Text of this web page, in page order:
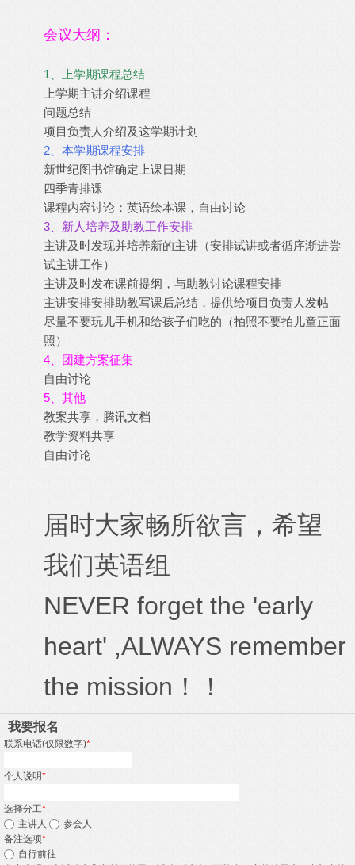
会议大纲：
1、上学期课程总结
上学期主讲介绍课程
问题总结
项目负责人介绍及这学期计划
2、本学期课程安排
新世纪图书馆确定上课日期
四季青排课
课程内容讨论：英语绘本课，自由讨论
3、新人培养及助教工作安排
主讲及时发现并培养新的主讲（安排试讲或者循序渐进尝
试主讲工作）
主讲及时发布课前提纲，与助教讨论课程安排
主讲安排安排助教写课后总结，提供给项目负责人发帖
尽量不要玩儿手机和给孩子们吃的（拍照不要拍儿童正面
照）
4、团建方案征集
自由讨论
5、其他
教案共享，腾讯文档
教学资料共享
自由讨论
届时大家畅所欲言，希望
我们英语组
NEVER forget the 'early
heart' ,ALWAYS remember
the mission！！
我要报名
联系电话(仅限数字)*
个人说明*
选择分工*
主讲人
参会人
备注选项*
自行前往